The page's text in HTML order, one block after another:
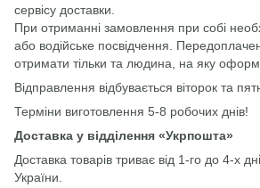
сервісу доставки.
При отриманні замовлення при собі
або водійське посвідчення.
отримати тільки та людина, на яку
Відправлення відбувається віторок та
Терміни виготовлення 5-8 робочих днів!
Доставка у відділення «Укрпошта»
Доставка товарів триває від 1-го до 4-х
України.